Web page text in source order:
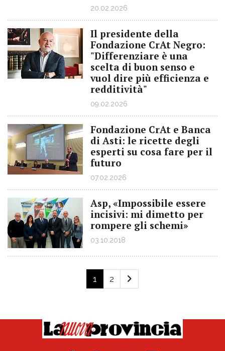
20.02.2026
Il presidente della
Fondazione CrAt Negro:
"Differenziare è una
scelta di buon senso e
vuol dire più efficienza e
redditività"
09.02.2026
Fondazione CrAt e Banca
di Asti: le ricette degli
esperti su cosa fare per il
futuro
07.02.2026
Asp, «Impossibile essere
incisivi: mi dimetto per
rompere gli schemi»
03.10.2018
1 2